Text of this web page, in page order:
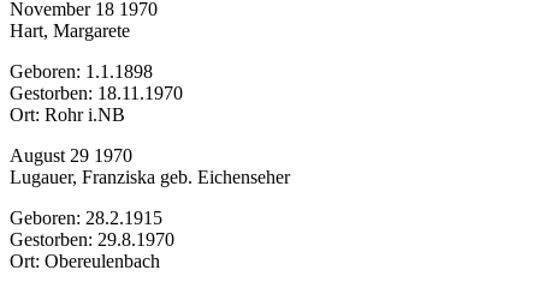
November 18 1970
Hart, Margarete
Geboren: 1.1.1898
Gestorben: 18.11.1970
Ort: Rohr i.NB
August 29 1970
Lugauer, Franziska geb. Eichenseher
Geboren: 28.2.1915
Gestorben: 29.8.1970
Ort: Obereulenbach